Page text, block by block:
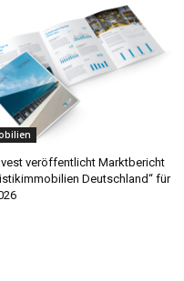
veröffentlicht Marktbericht
Deutschland“ für